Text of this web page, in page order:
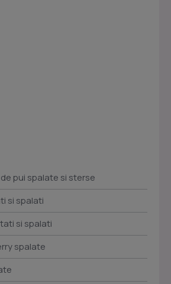
pui spalate si sterse
si spalati
si spalati
spalate